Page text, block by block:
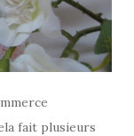
fait plusieurs